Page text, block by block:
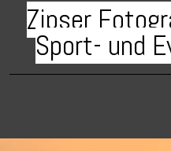
Zipser
Sport- und